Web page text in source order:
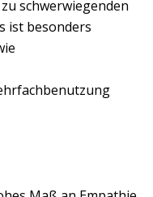
schwerwiegenden
ist besonders